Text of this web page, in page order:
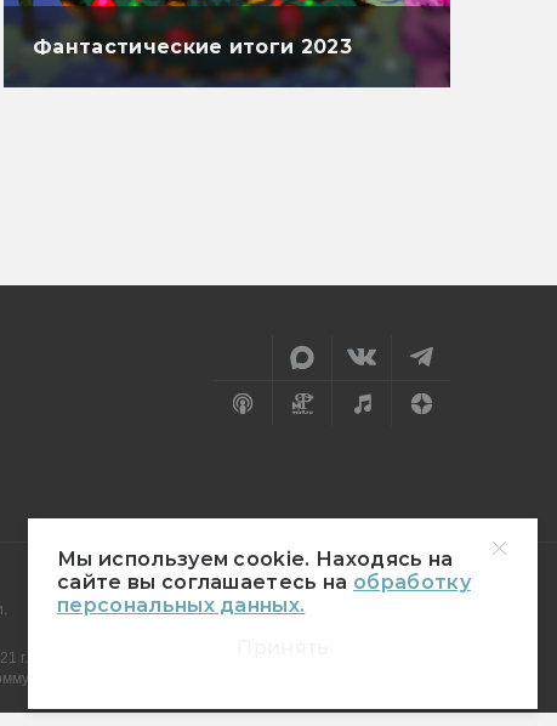
Мы используем cookie. Находясь на
сайте вы соглашаетесь на обработку
персональных данных.
Фантастические итоги 2023
г.
(Роскомнадзор)